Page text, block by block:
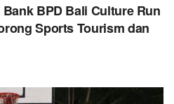
BPD Bali Culture Run
Sports Tourism dan